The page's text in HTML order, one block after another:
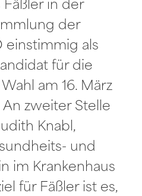
Fäßler in der
der
einstimmig als
für die
am 16. März
zweiter Stelle
Knabl,
und
im Krankenhaus
für Fäßler ist es,